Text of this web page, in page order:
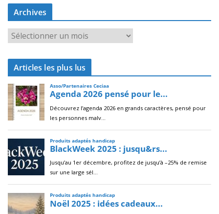
Archives
r
c
i
v
e
s
Articles les plus lus